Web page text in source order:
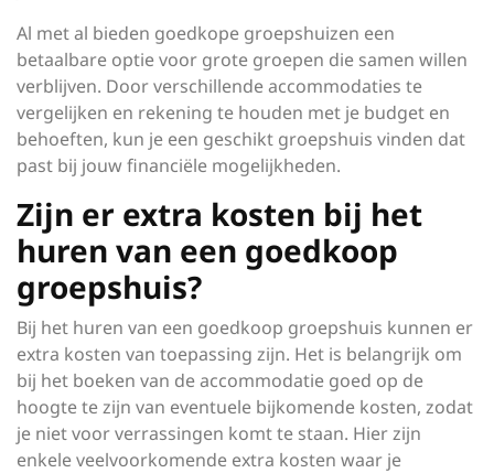
Al met al bieden goedkope groepshuizen een
betaalbare optie voor grote groepen die samen willen
verblijven. Door verschillende accommodaties te
vergelijken en rekening te houden met je budget en
behoeften, kun je een geschikt groepshuis vinden dat
past bij jouw financiële mogelijkheden.
Zijn er extra kosten bij het
huren van een goedkoop
groepshuis?
Bij het huren van een goedkoop groepshuis kunnen er
extra kosten van toepassing zijn. Het is belangrijk om
bij het boeken van de accommodatie goed op de
hoogte te zijn van eventuele bijkomende kosten, zodat
je niet voor verrassingen komt te staan. Hier zijn
enkele veelvoorkomende extra kosten waar je